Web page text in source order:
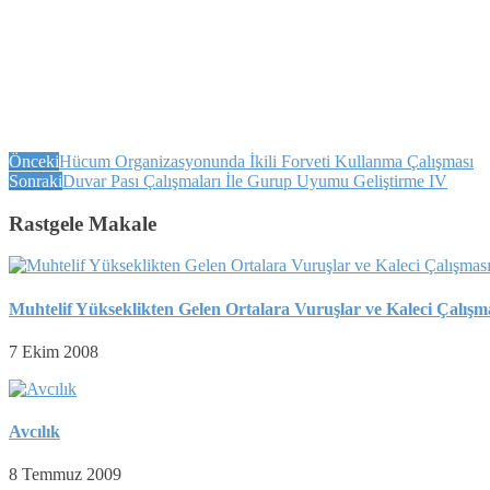
ÖncekiHücum Organizasyonunda İkili Forveti Kullanma Çalışması
SonrakiDuvar Pası Çalışmaları İle Gurup Uyumu Geliştirme IV
Rastgele Makale
Muhtelif Yükseklikten Gelen Ortalara Vuruşlar ve Kaleci
7 Ekim 2008
Avcılık
8 Temmuz 2009